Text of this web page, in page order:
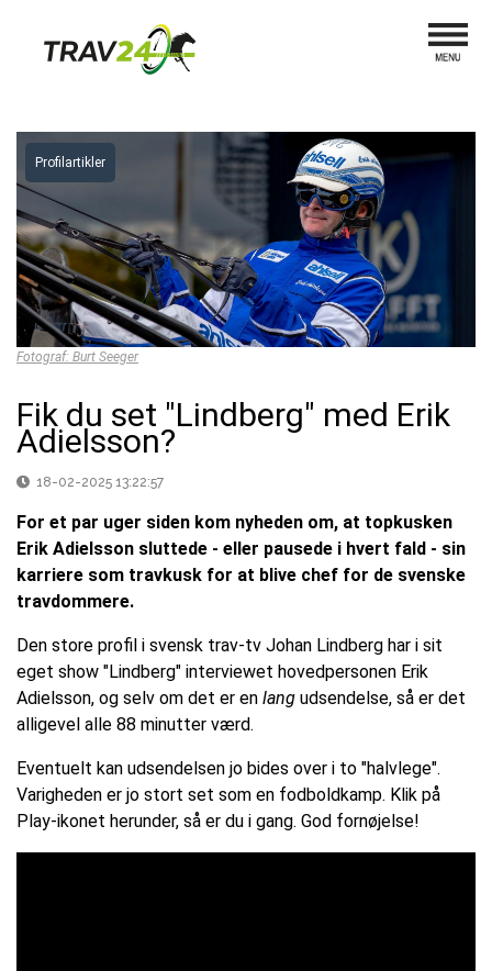
Profilartikler
Fotograf: Burt Seeger
Fik du set "Lindberg" med Erik
Adielsson?
18-02-2025 13:22:57
For et par uger siden kom nyheden om, at topkusken
Erik Adielsson sluttede - eller pausede i hvert fald - sin
karriere som travkusk for at blive chef for de svenske
travdommere.
Den store profil i svensk trav-tv Johan Lindberg har i sit
eget show "Lindberg" interviewet hovedpersonen Erik
Adielsson, og selv om det er en lang udsendelse, så er det
alligevel alle 88 minutter værd.
Eventuelt kan udsendelsen jo bides over i to "halvlege".
Varigheden er jo stort set som en fodboldkamp. Klik på
Play-ikonet herunder, så er du i gang. God fornøjelse!